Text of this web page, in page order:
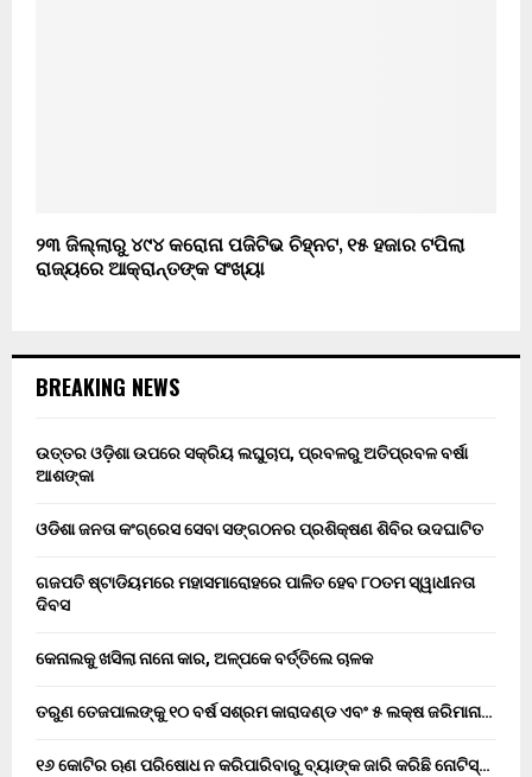
୨୩ ଜିଲ୍ଲାରୁ ୪୯୪ କରୋନା ପଜିଟିଭ ଚିହ୍ନଟ, ୧୫ ହଜାର ଟପିଲା
ରାଜ୍ୟରେ ଆକ୍ରାନ୍ତଙ୍କ ସଂଖ୍ୟା
BREAKING NEWS
ଉତ୍ତର ଓଡ଼ିଶା ଉପରେ ସକ୍ରିୟ ଲଘୁଚାପ, ପ୍ରବଳରୁ ଅତିପ୍ରବଳ ବର୍ଷା
ଆଶଙ୍କା
ଓଡିଶା ଜନତା କଂଗ୍ରେସ ସେବା ସଙ୍ଗଠନର ପ୍ରଶିକ୍ଷଣ ଶିବିର ଉଦଘାଟିତ
ଗଜପତି ଷ୍ଟାଡିୟମରେ ମହାସମାରୋହରେ ପାଳିତ ହେବ ୮୦ତମ ସ୍ୱାଧୀନତା
ଦିବସ
କେନାଲକୁ ଖସିଲା ନାନୋ କାର, ଅଳ୍ପକେ ବର୍ତ୍ତିଲେ ଚାଳକ
ତରୁଣ ତେଜପାଲଙ୍କୁ ୧୦ ବର୍ଷ ସଶ୍ରମ କାରାଦଣ୍ଡ ଏବଂ ₹୫ ଲକ୍ଷ ଜରିମାନା…
୧୬ କୋଟିର ଋଣ ପରିଷୋଧ ନ କରିପାରିବାରୁ ବ୍ୟାଙ୍କ ଜାରି କରିଛି ନୋଟିସ୍…